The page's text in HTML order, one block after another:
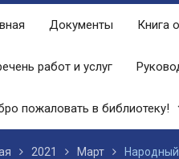
беспроигрышная
призы от спонсоров в
подсолнечного масла и
Наша землячка стала
Всероссийского
«Библиотекарь года –
Документы Книга
работ и услуг
пожаловать в библиотеку!
2021 Март